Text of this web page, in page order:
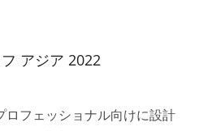
アジア 2022
ロフェッショナル向けに設計